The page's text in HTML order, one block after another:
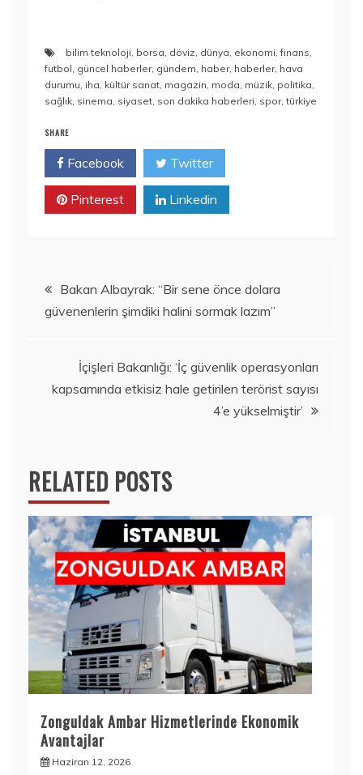
bilim teknoloji, borsa, döviz, dünya, ekonomi,finans,
futbol, güncel haberler, gündem, haber, haberler, hava
durumu, iha, kültür sanat, magazin, moda, müzik, politika,
sağlık, sinema, siyaset, son dakika haberleri, spor,türkiye
SHARE
Facebook Twitter
Pinterest Linkedin
Yazı
gezinmesi
Bakan Albayrak: “Bir sene önce dolara
güvenenlerin şimdiki halini sormak lazım”
İçişleri Bakanlığı: ‘İç güvenlik operasyonları
kapsamında etkisiz hale getirilen terörist sayısı
4’e yükselmiştir’
RELATED POSTS
Zonguldak Ambar Hizmetlerinde Ekonomik
Avantajlar
Haziran 12, 2026